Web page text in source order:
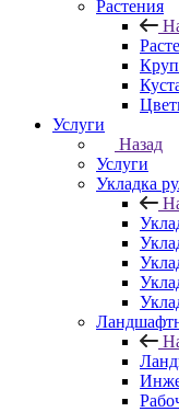
Растения
Услуги
Назад
Услуги
Укладка